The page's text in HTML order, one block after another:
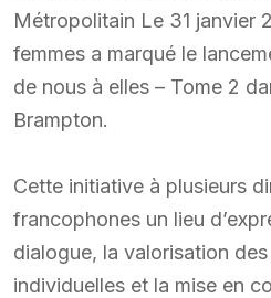
Métropolitain Le 31 janvier
femmes a marqué le
de nous à elles – Tome 2
Brampton.
Cette initiative à plusieurs
francophones un lieu
dialogue, la valorisation
individuelles et la mise en